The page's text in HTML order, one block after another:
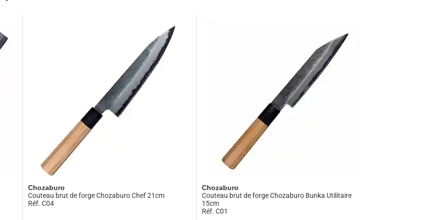
!
de nouvelles valeurs au travers de ses couteaux japonais. Son mojo « Couper, c’est amusant et
à appliquer. La
notion de « couper » ne se limite pas à la simple action de trancher un aliment ; elle
qui en découlent une fois le couteau japonais en main.
Elle reflète également la tradition, la technologie, le
dans les mains des cuisiniers du monde entier.
​ Mais elle suggère aussi la création de produits
la vie.
ne sommes pas simplement une entreprise qui vend des couteaux. Nous souhaitons offrir l’émotion
plaisir et la saveur. ​ »
disent : « Ils sont tellement tranchants que c’est effrayant et dangereux ! »
Un couteau qui ne coupe pas nécessite une force supplémentaire, ce qui peut entraîner des
Chozaburo
Couteau brut de forge Chozaburo Chef 21cm
Réf. C04
Chozaburo
Couteau brut de forge Chozaburo Bunka Utilitaire
15cm
Réf. C01